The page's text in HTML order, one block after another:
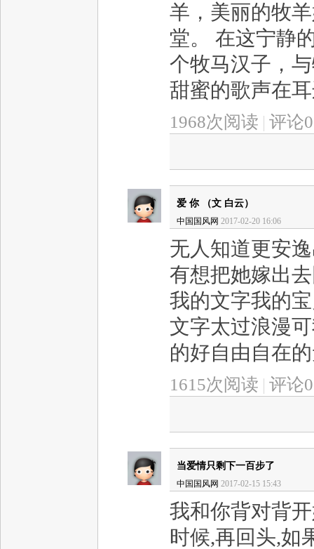
羊，美丽的牧
堂。 在这宁静
个牧马汉子，
甜蜜的歌声在
1968次阅读 | 评论0
爱 你 （文 白云）
中国国风网 2017-02-20 16:06
无人知道更安
有想把她嫁出
我的文字我的
文字太过浪漫
的好自由自在
1615次阅读 | 评论0
当爱情只剩下一百步了
中国国风网 2017-02-15 15:43
我和你背对背
时候,再回头,如